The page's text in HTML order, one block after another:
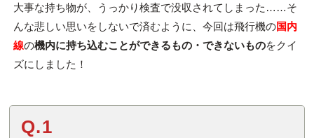
大事な持ち物が、うっかり検査で没収されてしまった……そ
んな悲しい思いをしないで済むように、今回は飛行機の国内
線の機内に持ち込むことができるもの・できないものをクイ
ズにしました！
Q.1